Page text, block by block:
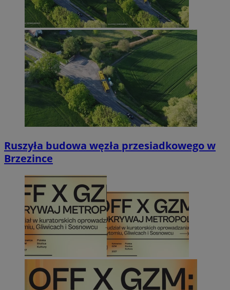
Ruszyła budowa węzła przesiadkowego w
Brzezince